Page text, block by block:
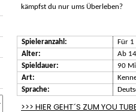
kämpfst du nur ums Überleben?
Spieleranzahl:
Für 1
Alter:
Ab
Spieldauer:
90
Art:
Sprache:
>>> HIER GEHT´S ZUM YOU